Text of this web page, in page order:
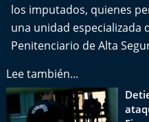
Impacto Tecnológico
Sesiones Dieciocheras
Expreso PM
Conecta Vida
los imputados, quienes
una unidad especializada
Penitenciario de Alta
Lee también...